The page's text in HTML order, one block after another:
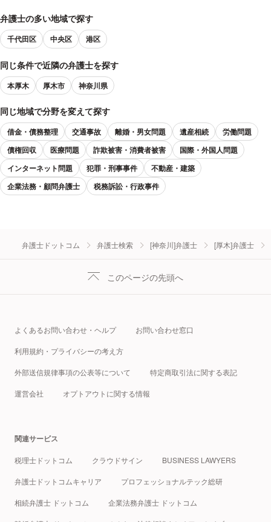
弁護士の多い地域で探す
千代田区 中央区 港区
同じ条件で近隣の弁護士を探す
本厚木 厚木市 神奈川県
同じ地域で分野を変えて探す
借金・債務整理 交通事故 離婚・男女問題 遺産相続
労働問題
債権回収
医療問題 詐欺被害・消費者被害
国際・外国人問題
インターネット問題
犯罪・刑事事件
不動産・建築
企業法務・顧問弁護士
税務訴訟・行政事件
弁護士ドットコム 弁護士検索 [神奈川]弁護士 [厚木]弁護士
このページの先頭へ
よくあるお問い合わせ・ヘルプ お問い合わせ窓口
利用規約・プライバシーの考え方
外部送信規律事項の公表等について 特定商取引法に関する表記
運営会社 オプトアウトに関する情報
関連サービス
税理士ドットコム クラウドサイン BUSINESS LAWYERS
弁護士ドットコムキャリア プロフェッショナルテック総研
相続弁護士 ドットコム 企業法務弁護士 ドットコム